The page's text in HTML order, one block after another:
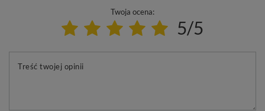
Twoja ocena:
5/5
Treść twojej opinii